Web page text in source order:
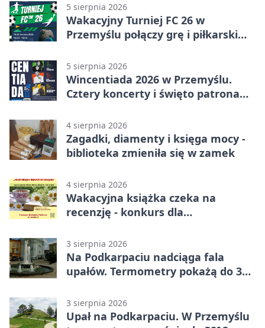
5 sierpnia 2026
Wakacyjny Turniej FC 26 w
Przemyślu połączy grę i piłkarski
5 sierpnia 2026
Wincentiada 2026 w Przemyślu.
Cztery koncerty i święto patrona
4 sierpnia 2026
Zagadki, diamenty i księga mocy -
biblioteka zmieniła się w zamek
4 sierpnia 2026
Wakacyjna książka czeka na
recenzję - konkurs dla
3 sierpnia 2026
Na Podkarpaciu nadciąga fala
upałów. Termometry pokażą do 36
3 sierpnia 2026
Upał na Podkarpaciu. W Przemyślu